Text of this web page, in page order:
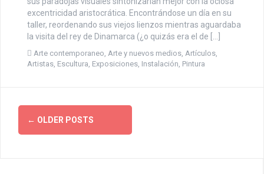
excentricidad aristocrática. Encontrándose un día en su
taller, reordenando sus viejos lienzos mientras aguardaba
la visita del rey de Dinamarca (¿o quizás era el de […]
Arte contemporaneo Arte y nuevos medios Artículos
Artistas Escultura Exposiciones Instalación Pintura
P← OLDER POSTS